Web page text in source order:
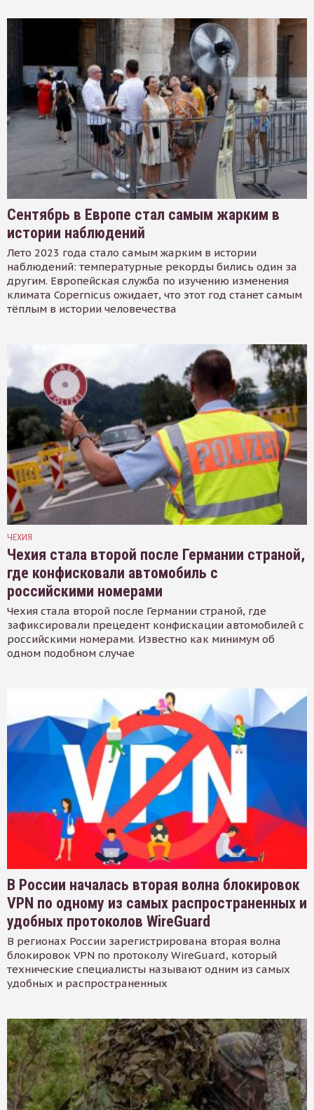
Сентябрь в Европе стал самым жарким в
истории наблюдений
Лето 2023 года стало самым жарким в истории
наблюдений: температурные рекорды бились один за
другим. Европейская служба по изучению изменения
климата Copernicus ожидает, что этот год станет самым
тёплым в истории человечества
ЧЕХИЯ
Чехия стала второй после Германии страной,
где конфисковали автомобиль с
российскими номерами
Чехия стала второй после Германии страной, где
зафиксировали прецедент конфискации автомобилей с
российскими номерами. Известно как минимум об
одном подобном случае
В России началась вторая волна блокировок
VPN по одному из самых распространенных и
удобных протоколов WireGuard
В регионах России зарегистрирована вторая волна
блокировок VPN по протоколу WireGuard, который
технические специалисты называют одним из самых
удобных и распространенных